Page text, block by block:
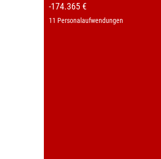
-174.365 €
11 Personalaufwendungen